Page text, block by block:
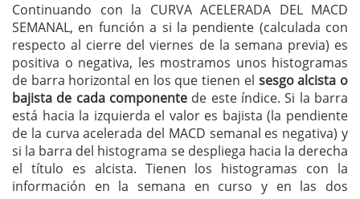
Continuando con la CURVA ACELERADA DEL MACD
SEMANAL, en función a si la pendiente (calculada con
respecto al cierre del viernes de la semana previa) es
positiva o negativa, les mostramos unos histogramas
de barra horizontal en los que tienen el sesgo alcista o
bajista de cada componente de este índice. Si la barra
está hacia la izquierda el valor es bajista (la pendiente
de la curva acelerada del MACD semanal es negativa) y
si la barra del histograma se despliega hacia la derecha
el título es alcista. Tienen los histogramas con la
información en la semana en curso y en las dos